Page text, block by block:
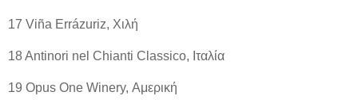
17 Viña Errázuriz, Χιλή
18 Antinori nel Chianti Classico, Ιταλία
19 Opus One Winery, Αμερική